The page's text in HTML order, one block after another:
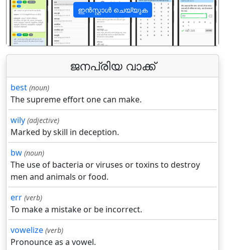
ഇൻസ്റ്റാൾ ചെയ്യുക
पिछला अगला
ജനപ്രിയ വാക്ക്
best (noun)
The supreme effort one can make.
wily (adjective)
Marked by skill in deception.
bw (noun)
The use of bacteria or viruses or toxins to destroy
men and animals or food.
err (verb)
To make a mistake or be incorrect.
vowelize (verb)
Pronounce as a vowel.